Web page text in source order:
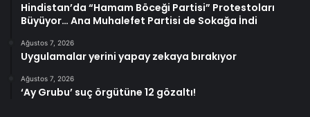
Hindistan’da “Hamam Böceği Partisi” Protestoları
Büyüyor… Ana Muhalefet Partisi de Sokağa İndi
Ağustos 7, 2026
Uygulamalar yerini yapay zekaya bırakıyor
Ağustos 7, 2026
‘Ay Grubu’ suç örgütüne 12 gözaltı!